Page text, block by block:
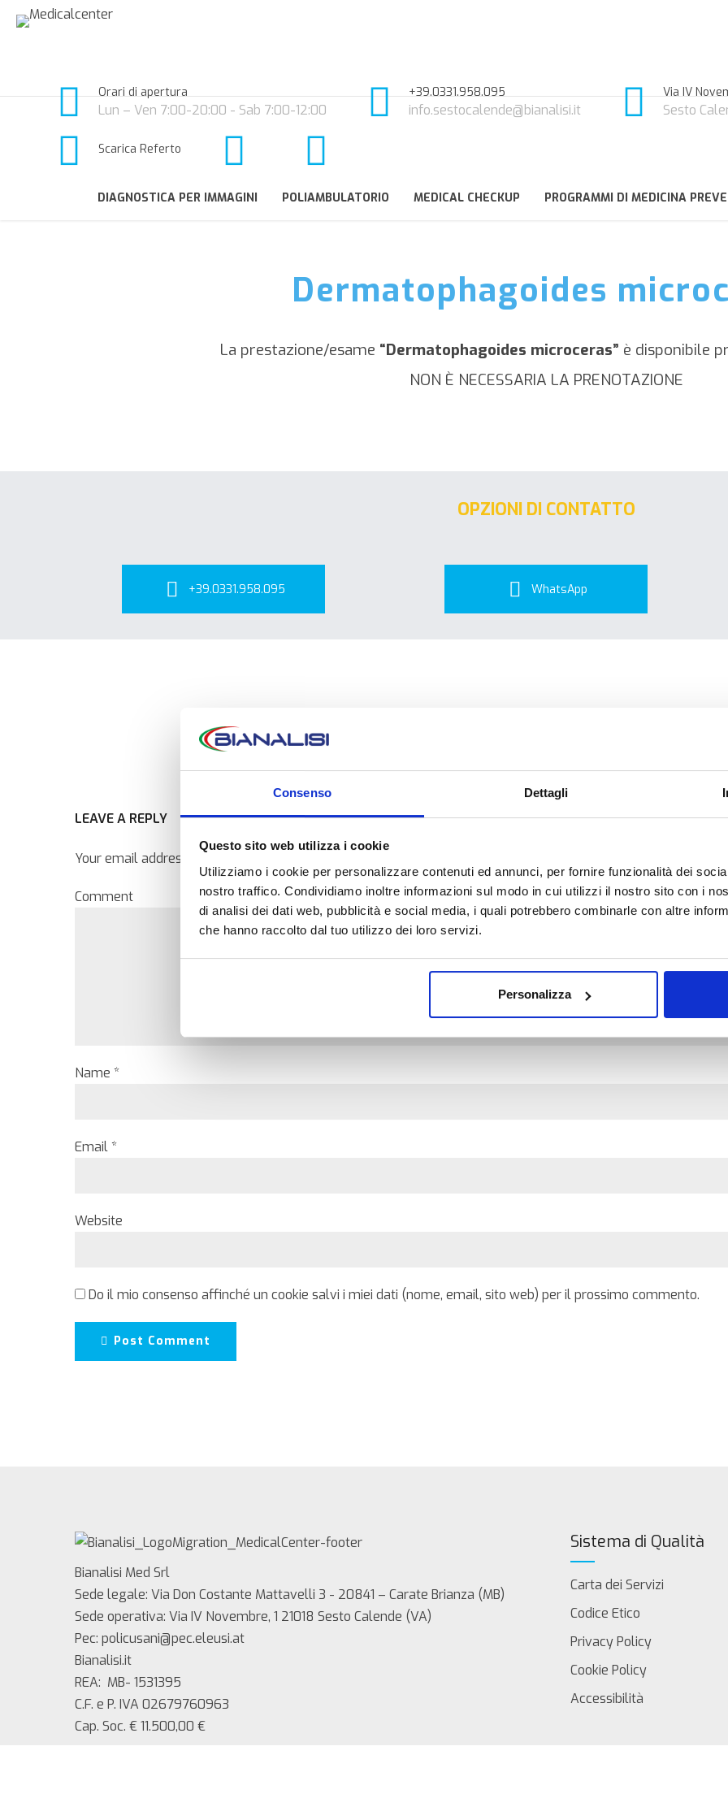
Consenso Dettagli
Questo sito web utilizza i cookie
Utilizziamo i cookie per personalizzare contenuti ed annunci, per fornire funzionalità dei
nostro traffico. Condividiamo inoltre informazioni sul modo in cui utilizzi il nostro sito con i
di analisi dei dati web, pubblicità e social media, i quali potrebbero combinarle con altre
che hanno raccolto dal tuo utilizzo dei loro servizi.
Personalizza
Orari di apertura
Lun – Ven 7:00-20:00 - Sab 7:00-12:00
+39.0331.958.095
info.sestocalende@bianalisi.it
Via IV
Sesto
Scarica Referto
DIAGNOSTICA PER IMMAGINI POLIAMBULATORIO MEDICAL CHECKUP PROGRAMMI DI MEDICINA
Dermatophagoides
La prestazione/esame “Dermatophagoides microceras” è disponibile
NON È NECESSARIA LA PRENOTAZIONE
OPZIONI DI CONTATTO
+39.0331.958.095 WhatsApp
LEAVE A REPLY
Your email address will not be published. Required fields are marked *
Comment
Name *
Email *
Website
Do il mio consenso affinché un cookie salvi i miei dati (nome, email, sito web) per il prossimo commento.
Post Comment
Bianalisi Med Srl
Sede legale: Via Don Costante Mattavelli 3 - 20841 – Carate Brianza (MB)
Sede operativa: Via IV Novembre, 1 21018 Sesto Calende (VA)
Pec: policusani@pec.eleusi.at
Bianalisi.it
REA: MB- 1531395
C.F. e P. IVA 02679760963
Cap. Soc. € 11.500,00 €
Sistema di Qualità
Carta dei Servizi
Codice Etico
Privacy Policy
Cookie Policy
Accessibilità